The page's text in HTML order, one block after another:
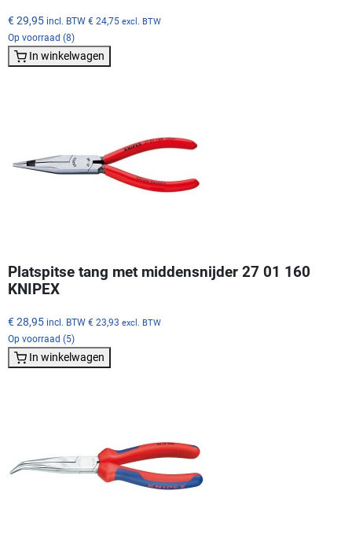
€ 29,95 incl. BTW € 24,75 excl. BTW
Op voorraad (8)
In winkelwagen
Platspitse tang met middensnijder 27 01 160
KNIPEX
€ 28,95 incl. BTW € 23,93 excl. BTW
Op voorraad (5)
In winkelwagen